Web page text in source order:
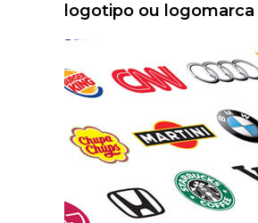
logotipo ou logomarca